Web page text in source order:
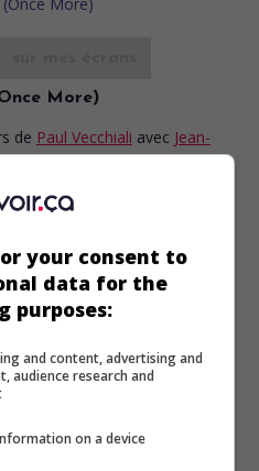
More)
de Paul Vecchiali avec Jean-
,Pascale Rocard. Un
emploi pour mener une vie
le milieu homosexuel.
your consent to
data for the
purposes:
and content, advertising and
audience research and
on a device